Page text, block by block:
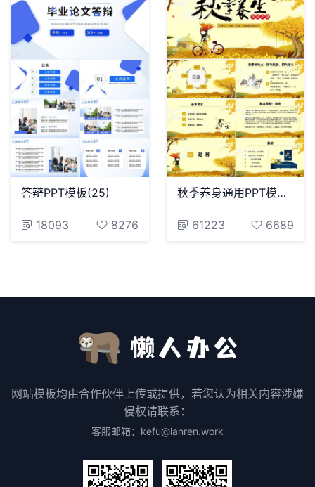
答辩PPT模板(25)
18093 8276
秋季养身通用PPT模版(31)
61223 6689
网站模板均由合作伙伴上传或提供，若您认为相关内容涉嫌
侵权请联系：
客服邮箱：kefu@lanren.work